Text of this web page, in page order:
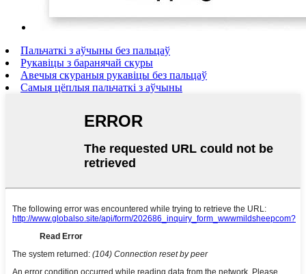
Пальчаткі з аўчыны без пальцаў
Рукавіцы з баранячай скуры
Авечыя скураныя рукавіцы без пальцаў
Самыя цёплыя пальчаткі з аўчыны